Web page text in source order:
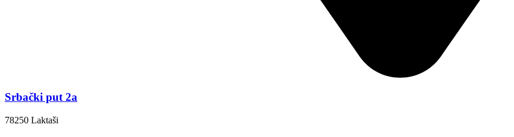
Srbački put 2a
78250 Laktaši